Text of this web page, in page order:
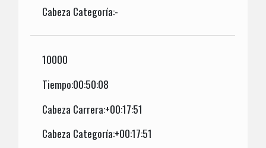
Cabeza Categoría:-
10000
Tiempo:00:50:08
Cabeza Carrera:+00:17:51
Cabeza Categoría:+00:17:51